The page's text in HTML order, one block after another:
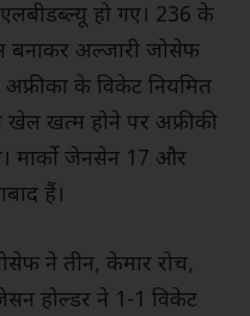
हो गए। 236 के
बनाकर अल्जारी जोसेफ
के विकेट नियमित
खेल खत्म होने पर अफ्रीकी
मार्को जेनसेन 17 और
हैं।
ने तीन, केमार रोच,
होल्डर ने 1-1 विकेट